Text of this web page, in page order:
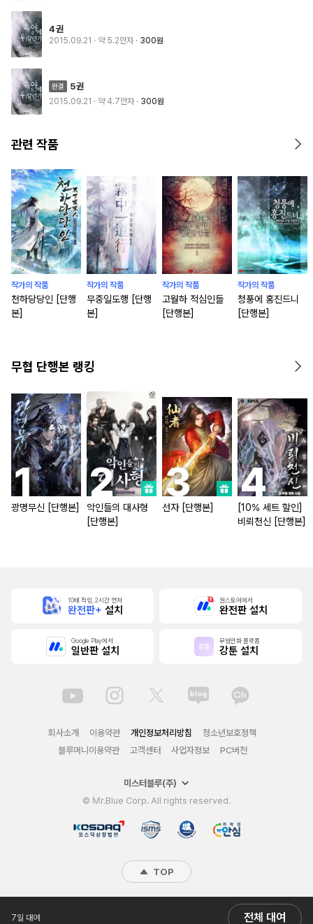
4권
2015.09.21 · 약 5.2만자 300원
5권
2015.09.21 · 약 4.7만자 300원
관련 작품
작가의 작품
천하당당인 [단행
본]
작가의 작품
무중일도행 [단행
본]
작가의 작품
고월하 적심인들
[단행본]
작가의 작품
청풍에 홍진드니
[단행본]
무협 단행본 랭킹
광명무신 [단행본]
악인들의 대사형
[단행본]
선자 [단행본]
[10% 세트 할인]
비뢰천신 [단행본]
7일 대여 전체 대여
10배 적립, 2시간 먼저
완전판+ 설치
원스토어에서
완전판 설치
Google Play에서
일반판 설치
무협만화 플랫폼
강툰 설치
회사소개 이용약관 개인정보처리방침
청소년보호정책
블루머니이용약관
고객센터 사업자정보 PC버전
미스터블루(주)
© Mr.Blue Corp. All rights reserved.
TOP